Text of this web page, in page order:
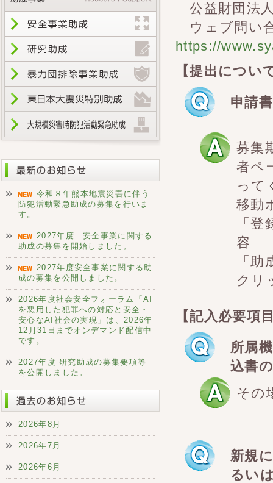
公益財団法
ウェブ問い
https://
【提出につい
申請
募集
者ペ
って
移動
「
容
「
クリ
【記入必要項
所属
込書
その
新規
るい
令和８年熊本地震災害に伴う
防犯活動緊急助成の募集を行いま
す。
2027年度 安全事業に関する
助成の募集を開始しました。
2027年度安全事業に関する助
成の募集を公開しました。
2026年度社会安全フォーラム「AI
を悪用した犯罪への対応と安全・
安心なAI社会の実現」は、2026年
12月31日までオンデマンド配信中
です。
2027年度 研究助成の募集要項等
を公開しました。
2026年8月
2026年7月
2026年6月